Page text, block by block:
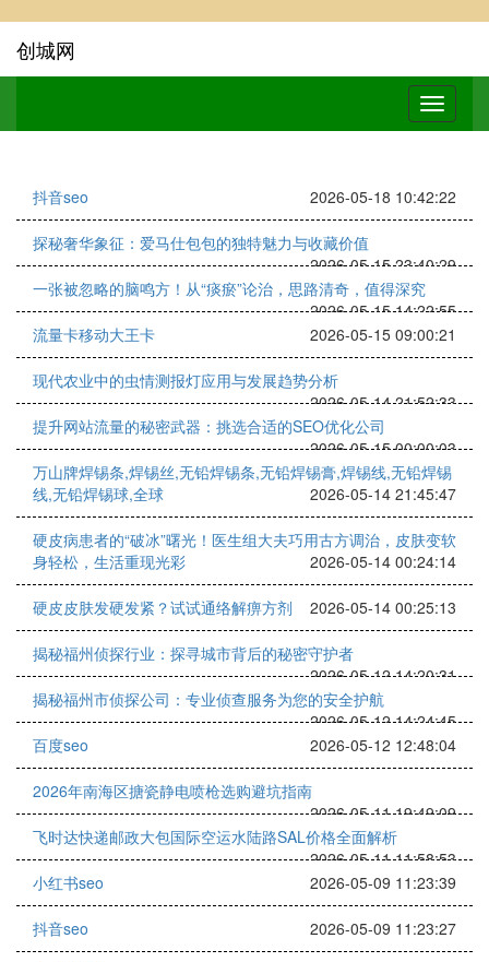
创城网
抖音seo 2026-05-18 10:42:22
探秘奢华象征：爱马仕包包的独特魅力与收藏价值
2026-05-15 23:40:29
一张被忽略的脑鸣方！从“痰瘀”论治，思路清奇，值得深究
2026-05-15 14:22:55
流量卡移动大王卡
2026-05-15 09:00:21
现代农业中的虫情测报灯应用与发展趋势分析
2026-05-14 21:52:33
提升网站流量的秘密武器：挑选合适的SEO优化公司
2026-05-15 00:00:03
万山牌焊锡条,焊锡丝,无铅焊锡条,无铅焊锡膏,焊锡线,无铅焊锡
线,无铅焊锡球,全球
2026-05-14 21:45:47
硬皮病患者的“破冰”曙光！医生组大夫巧用古方调治，皮肤变软
身轻松，生活重现光彩
2026-05-14 00:24:14
硬皮皮肤发硬发紧？试试通络解痹方剂 2026-05-14 00:25:13
揭秘福州侦探行业：探寻城市背后的秘密守护者
2026-05-12 14:20:31
揭秘福州市侦探公司：专业侦查服务为您的安全护航
2026-05-12 14:24:45
百度seo
2026-05-12 12:48:04
2026年南海区搪瓷静电喷枪选购避坑指南
2026-05-11 19:49:09
飞时达快递邮政大包国际空运水陆路SAL价格全面解析
2026-05-11 11:58:53
小红书seo
2026-05-09 11:23:39
抖音seo 2026-05-09 11:23:27